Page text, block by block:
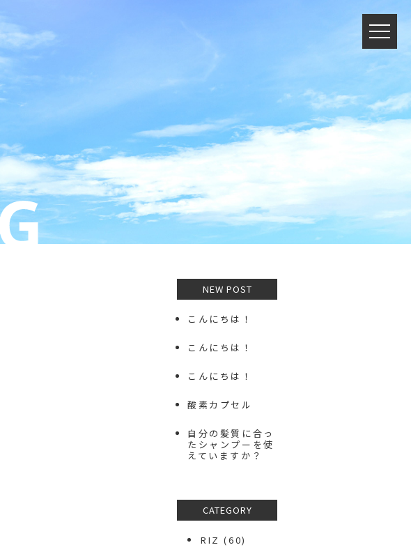
NEW POST
こんにちは！
こんにちは！
こんにちは！
酸素カプセル
自分の髪質に合っ
たシャンプーを使
えていますか？
CATEGORY
RIZ (60)